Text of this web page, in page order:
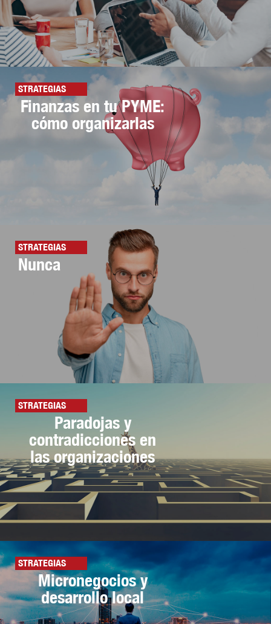
STRATEGIAS
Finanzas en tu PYME:
cómo organizarlas
STRATEGIAS
Nunca
STRATEGIAS
Paradojas y
contradicciones en
las organizaciones
STRATEGIAS
Micronegocios y
desarrollo local